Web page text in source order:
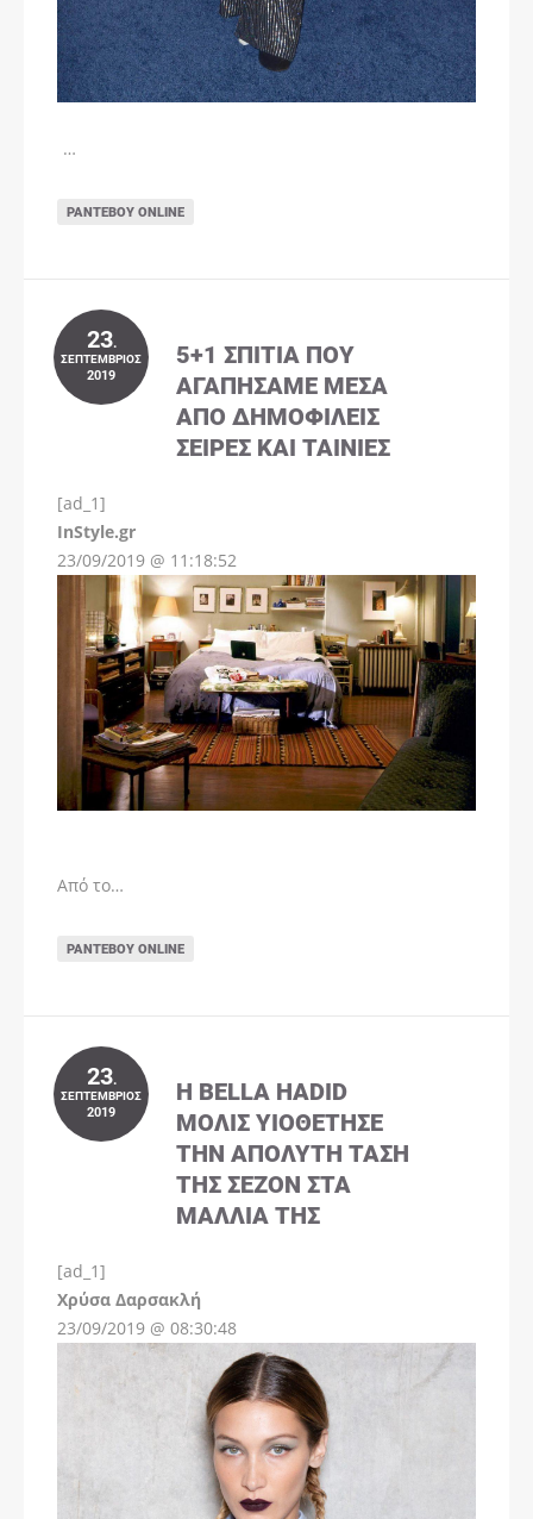
…
ΡΑΝΤΕΒΟΎ ONLINE
23.
ΣΕΠΤΈΜΒΡΙΟΣ
2019
5+1 ΣΠΊΤΙΑ ΠΟΥ
ΑΓΑΠΉΣΑΜΕ ΜΈΣΑ
ΑΠΌ ΔΗΜΟΦΙΛΕΊΣ
ΣΕΙΡΈΣ ΚΑΙ ΤΑΙΝΊΕΣ
[ad_1]
InStyle.gr
23/09/2019 @ 11:18:52
Από το…
ΡΑΝΤΕΒΟΎ ONLINE
23.
ΣΕΠΤΈΜΒΡΙΟΣ
2019
Η BELLA HADID
ΜΌΛΙΣ ΥΙΟΘΈΤΗΣΕ
ΤΗΝ ΑΠΌΛΥΤΗ ΤΆΣΗ
ΤΗΣ ΣΕΖΌΝ ΣΤΑ
ΜΑΛΛΙΆ ΤΗΣ
[ad_1]
Χρύσα Δαρσακλή
23/09/2019 @ 08:30:48